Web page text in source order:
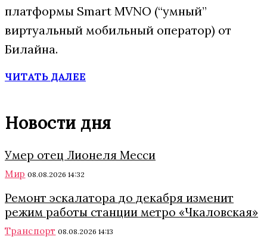
платформы Smart MVNO (“умный”
виртуальный мобильный оператор) от
Билайна.
ЧИТАТЬ ДАЛЕЕ
Новости дня
Умер отец Лионеля Месси
Мир 08.08.2026 14:32
Ремонт эскалатора до декабря изменит
режим работы станции метро «Чкаловская»
Транспорт 08.08.2026 14:13